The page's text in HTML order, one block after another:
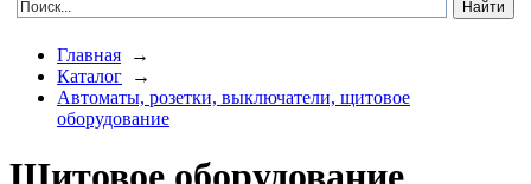
Главная →
Каталог →
Автоматы, розетки, выключатели, щитовое
оборудование